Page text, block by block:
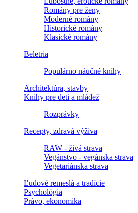
Romány pre ženy
Moderné romány
Historické romány
Klasické romány
Beletria
Populárno náučné knihy
Architektúra, stavby
Knihy pre deti a mládež
Rozprávky
Recepty, zdravá výživa
RAW - živá strava
Vegánstvo - vegánska strava
Vegetariánska strava
Ľudové remeslá a tradície
Psychológia
Právo, ekonomika